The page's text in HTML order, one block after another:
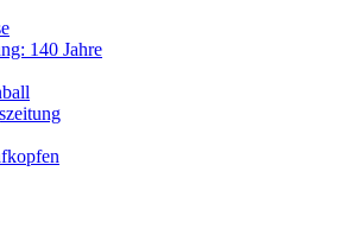
140 Jahre